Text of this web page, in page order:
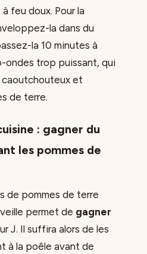
feu doux. Pour la
la dans du
la 10 minutes à
ondes trop puissant, qui
et
de terre.
: gagner du
les pommes de
de pommes de terre
permet de gagner
J. Il suffira alors de les
à la poêle avant de